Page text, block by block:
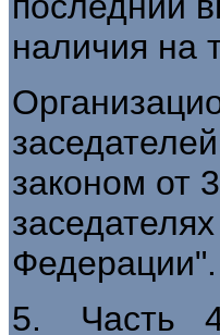
наличия на
законом от
Федерации".
5. Часть